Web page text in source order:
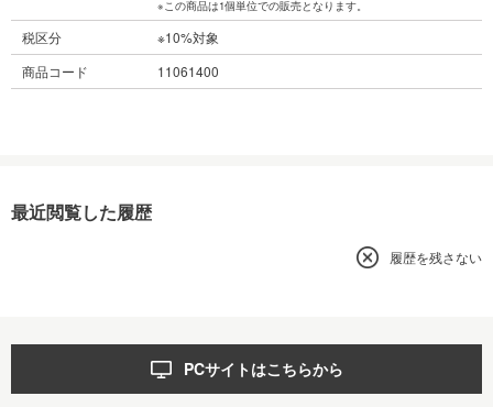
※この商品は1個単位での販売となります。
税区分
※10%対象
商品コード
11061400
最近閲覧した履歴
履歴を残さない
PCサイトはこちらから